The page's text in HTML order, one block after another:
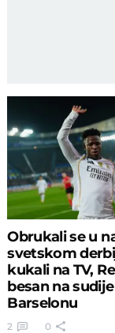
Obrukali se u
svetskom
kukali na TV,
besan na
Barselonu
2 0